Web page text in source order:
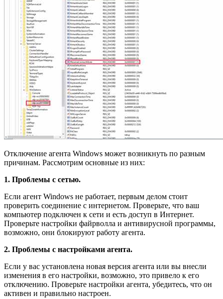
Отключение агента Windows может возникнуть по разным
причинам. Рассмотрим основные из них:
1. Проблемы с сетью.
Если агент Windows не работает, первым делом стоит
проверить соединение с интернетом. Проверьте, что ваш
компьютер подключен к сети и есть доступ в Интернет.
Проверьте настройки файрволла и антивирусной программы,
возможно, они блокируют работу агента.
2. Проблемы с настройками агента.
Если у вас установлена новая версия агента или вы внесли
изменения в его настройки, возможно, это привело к его
отключению. Проверьте настройки агента, убедитесь, что он
активен и правильно настроен.